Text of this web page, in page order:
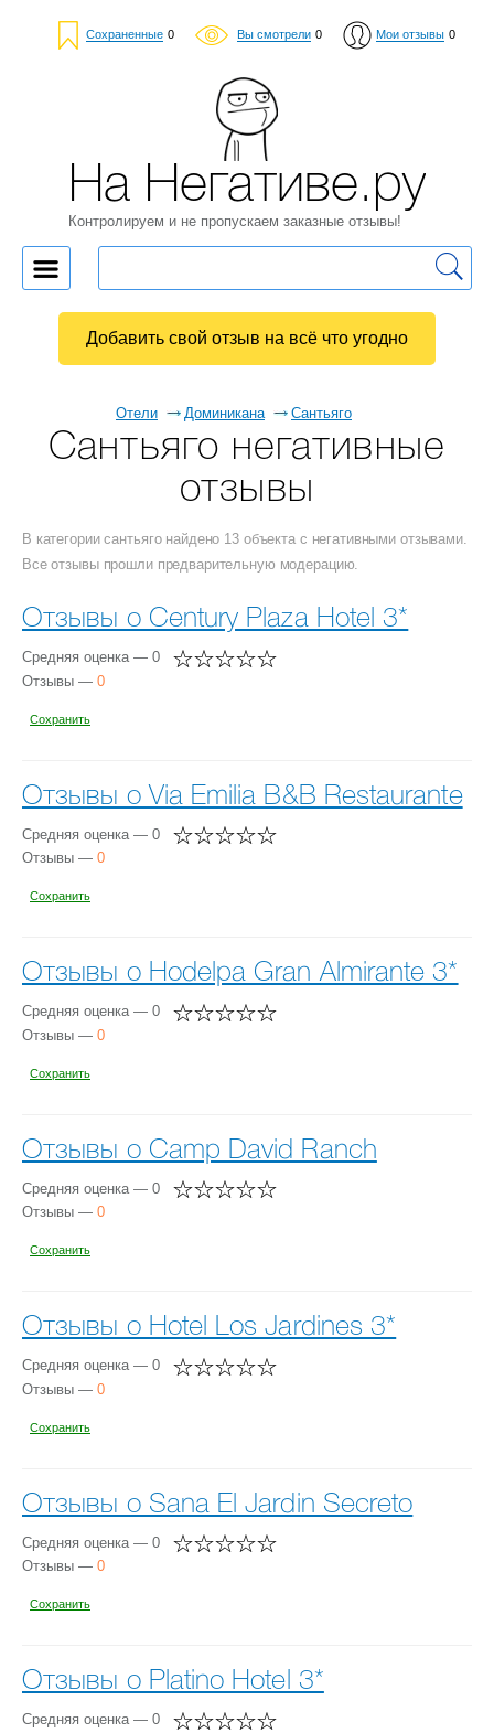
Сохраненные 0 Вы смотрели 0 Мои отзывы 0
Отели Доминикана Сантьяго
Сантьяго негативные
отзывы
В категории сантьяго найдено 13 объекта с негативными отзывами.
Все отзывы прошли предварительную модерацию.
Отзывы о Century Plaza Hotel 3*
Средняя оценка — 0
Отзывы — 0
Сохранить
Отзывы о Via Emilia B&B Restaurante
Средняя оценка — 0
Отзывы — 0
Сохранить
Отзывы о Hodelpa Gran Almirante 3*
Средняя оценка — 0
Отзывы — 0
Сохранить
Отзывы о Camp David Ranch
Средняя оценка — 0
Отзывы — 0
Сохранить
Отзывы о Hotel Los Jardines 3*
Средняя оценка — 0
Отзывы — 0
Сохранить
Отзывы о Sana El Jardin Secreto
Средняя оценка — 0
Отзывы — 0
Сохранить
Отзывы о Platino Hotel 3*
Средняя оценка — 0
На Негативе.ру
Контролируем и не пропускаем заказные отзывы!
Добавить свой отзыв на всё что угодно